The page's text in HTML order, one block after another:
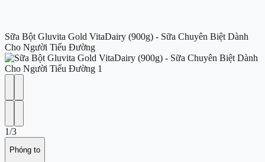
Sữa Bột Gluvita Gold VitaDairy (900g) - Sữa Chuyên Biệt Dành
Cho Người Tiểu Đường
1/3
Phóng to